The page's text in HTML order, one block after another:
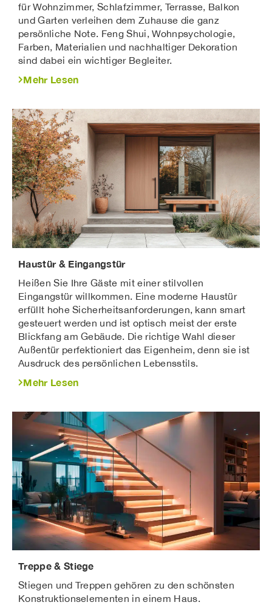
für Wohnzimmer, Schlafzimmer, Terrasse, Balkon
und Garten verleihen dem Zuhause die ganz
persönliche Note. Feng Shui, Wohnpsychologie,
Farben, Materialien und nachhaltiger Dekoration
sind dabei ein wichtiger Begleiter.
Mehr Lesen
Haustür & Eingangstür
Heißen Sie Ihre Gäste mit einer stilvollen
Eingangstür willkommen. Eine moderne Haustür
erfüllt hohe Sicherheitsanforderungen, kann smart
gesteuert werden und ist optisch meist der erste
Blickfang am Gebäude. Die richtige Wahl dieser
Außentür perfektioniert das Eigenheim, denn sie ist
Ausdruck des persönlichen Lebensstils.
Mehr Lesen
Treppe & Stiege
Stiegen und Treppen gehören zu den schönsten
Konstruktionselementen in einem Haus.